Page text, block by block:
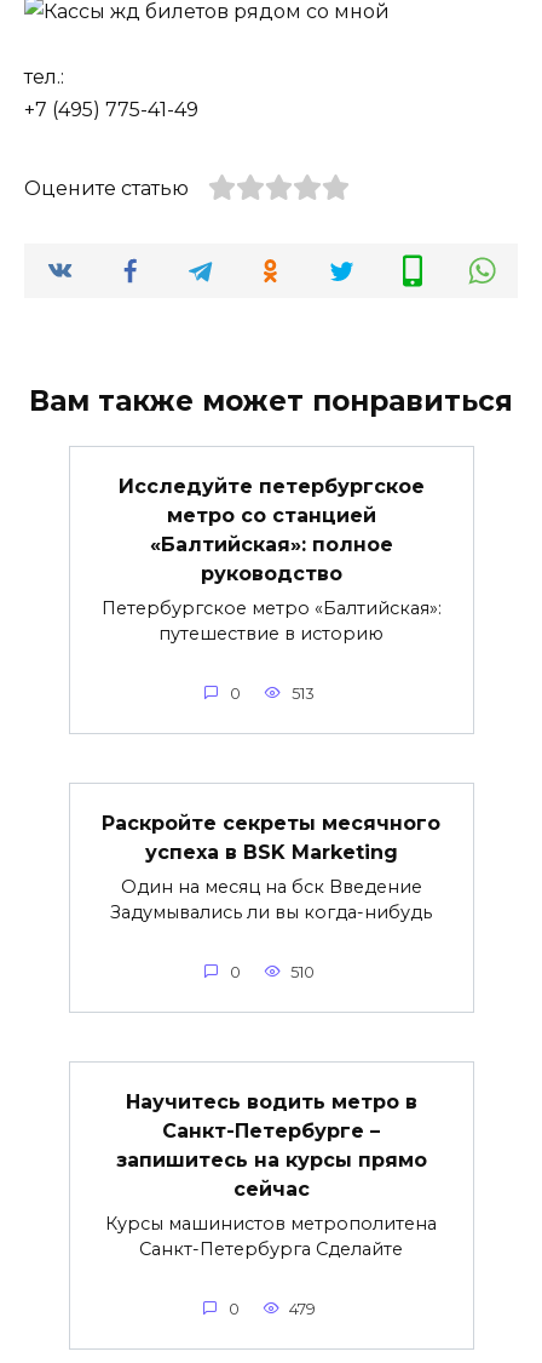
тел.:
+7 (495) 775-41-49
Оцените статью
Вам также может понравиться
Исследуйте петербургское
метро со станцией
«Балтийская»: полное
руководство
Петербургское метро «Балтийская»:
путешествие в историю
0 513
Раскройте секреты месячного
успеха в BSK Marketing
Один на месяц на бск Введение
Задумывались ли вы когда-нибудь
0 510
Научитесь водить метро в
Санкт-Петербурге –
запишитесь на курсы прямо
сейчас
Курсы машинистов метрополитена
Санкт-Петербурга Сделайте
0 479